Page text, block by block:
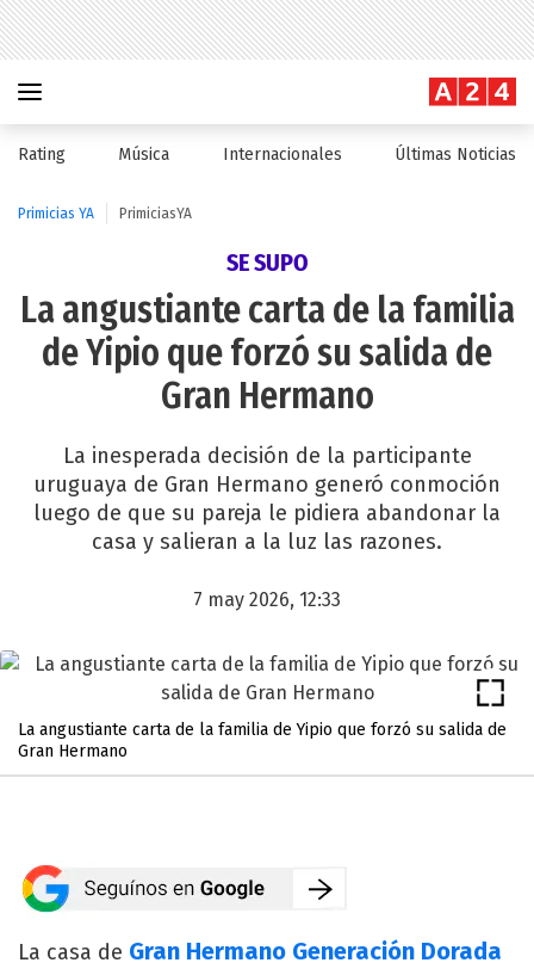
Rating Música Internacionales Últimas Noticias
Primicias YA PrimiciasYA
SE SUPO
La angustiante carta de la familia
de Yipio que forzó su salida de
Gran Hermano
La inesperada decisión de la participante
uruguaya de Gran Hermano generó conmoción
luego de que su pareja le pidiera abandonar la
casa y salieran a la luz las razones.
7 may 2026, 12:33
La angustiante carta de la familia de Yipio que forzó su salida de
Gran Hermano
La casa de Gran Hermano Generación Dorada